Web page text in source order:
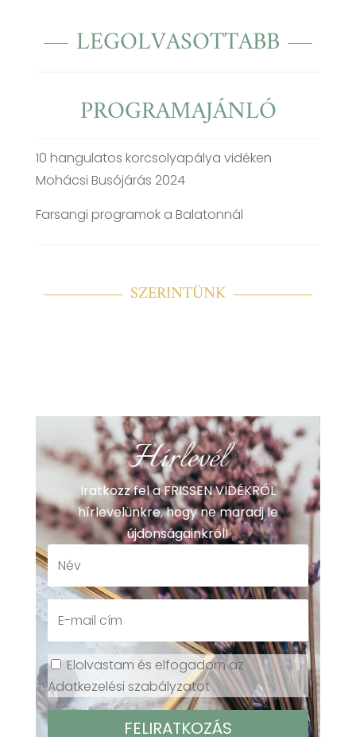
LEGOLVASOTTABB
PROGRAMAJÁNLÓ
10 hangulatos korcsolyapálya vidéken
Mohácsi Busójárás 2024
Farsangi programok a Balatonnál
SZERINTÜNK
Hírlevél
Iratkozz fel a FRISSEN VIDÉKRŐL
hírlevelünkre, hogy ne maradj le
újdonságainkról!
Elolvastam és elfogadom az
Adatkezelési szabályzatot